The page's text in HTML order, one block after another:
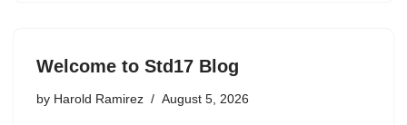
Welcome to Std17 Blog
by Harold Ramirez August 5, 2026